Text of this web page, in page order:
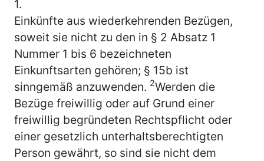
1.
Einkünfte aus wiederkehrenden Bezügen,
soweit sie nicht zu den in § 2 Absatz 1
Nummer 1 bis 6 bezeichneten
Einkunftsarten gehören; § 15b ist
sinngemäß anzuwenden. 2Werden die
Bezüge freiwillig oder auf Grund einer
freiwillig begründeten Rechtspflicht oder
einer gesetzlich unterhaltsberechtigten
Person gewährt, so sind sie nicht dem